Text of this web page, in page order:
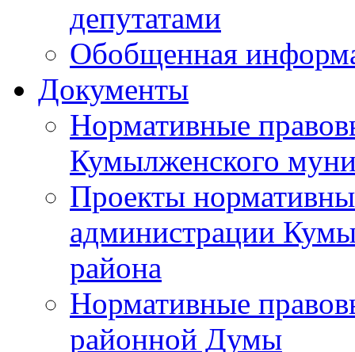
депутатами
Обобщенная
Документы
Нормативные
Кумылженского
Проекты
администрации
района
Нормативные
районной Думы